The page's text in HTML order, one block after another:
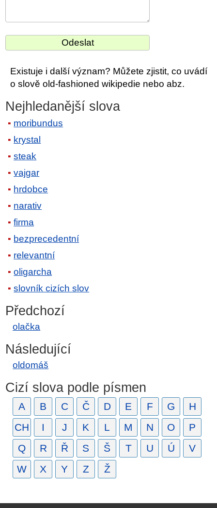
Existuje i další význam? Můžete zjistit, co uvádí
o slově old-fashioned wikipedie nebo abz.
Nejhledanější slova
moribundus
krystal
steak
vajgar
hrdobce
narativ
firma
bezprecedentní
relevantní
oligarcha
slovník cizích slov
Předchozí
olačka
Následující
oldomáš
Cizí slova podle písmen
A B C Č D E F G
H
CH
I J K L M N O
P
Q
R Ř S Š T U Ú
V
W
X Y Z Ž